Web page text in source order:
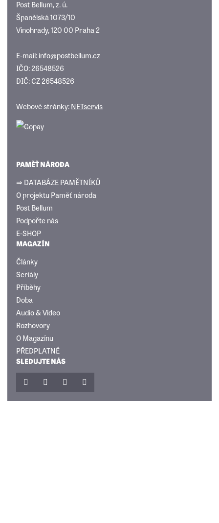
Post Bellum, z. ú.
Španělská 1073/10
Vinohrady, 120 00 Praha 2
E-mail:info@postbellum.cz
IČO: 26548526
DIČ: CZ 26548526
Webové stránky:NETservis
PAMĚŤ NÁRODA
⇒ DATABÁZE PAMĚTNÍKŮ
O projektu Paměť národa
Post Bellum
Podpořte nás
E-SHOP
MAGAZÍN
Články
Seriály
Příběhy
Doba
Audio & Video
Rozhovory
O Magazínu
PŘEDPLATNÉ
SLEDUJTE NÁS